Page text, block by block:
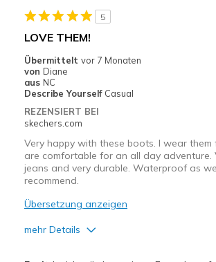
5
LOVE THEM!
Übermittelt vor 7 Monaten
von Diane
aus NC
Describe Yourself Casual
REZENSIERT BEI
skechers.com
Very happy with these boots. I wear
are comfortable for an all day adventure.
jeans and very durable. Waterproof as
recommend.
Übersetzung anzeigen
mehr Details